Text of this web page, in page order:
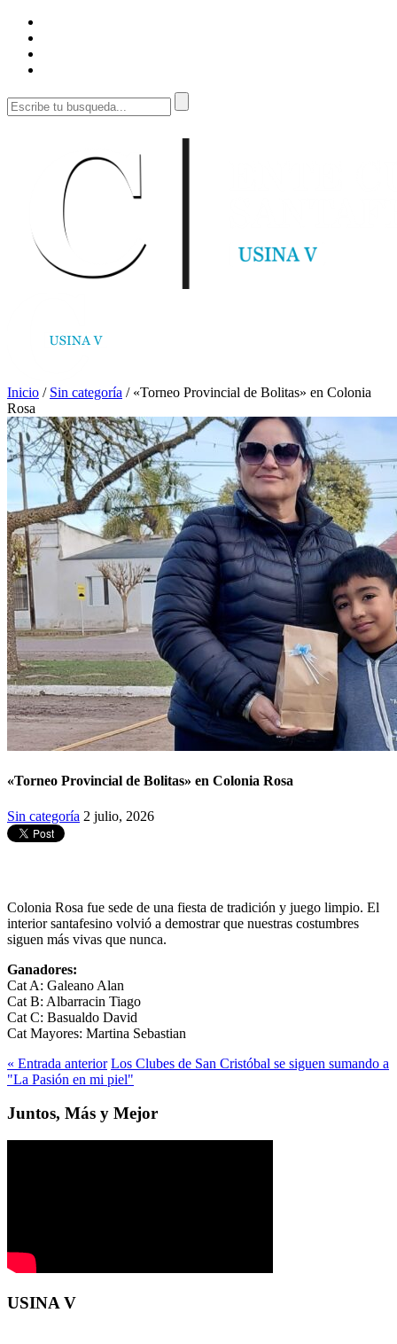
Inicio / Sin categoría / «Torneo Provincial de Bolitas» en Colonia
Rosa
«Torneo Provincial de Bolitas» en Colonia Rosa
Sin categoría 2 julio, 2026
Colonia Rosa fue sede de una fiesta de tradición y juego limpio. El
interior santafesino volvió a demostrar que nuestras costumbres
siguen más vivas que nunca.
Ganadores:
Cat A: Galeano Alan
Cat B: Albarracin Tiago
Cat C: Basualdo David
Cat Mayores: Martina Sebastian
« Entrada anterior Los Clubes de San Cristóbal se siguen sumando a
"La Pasión en mi piel"
Juntos, Más y Mejor
USINA V